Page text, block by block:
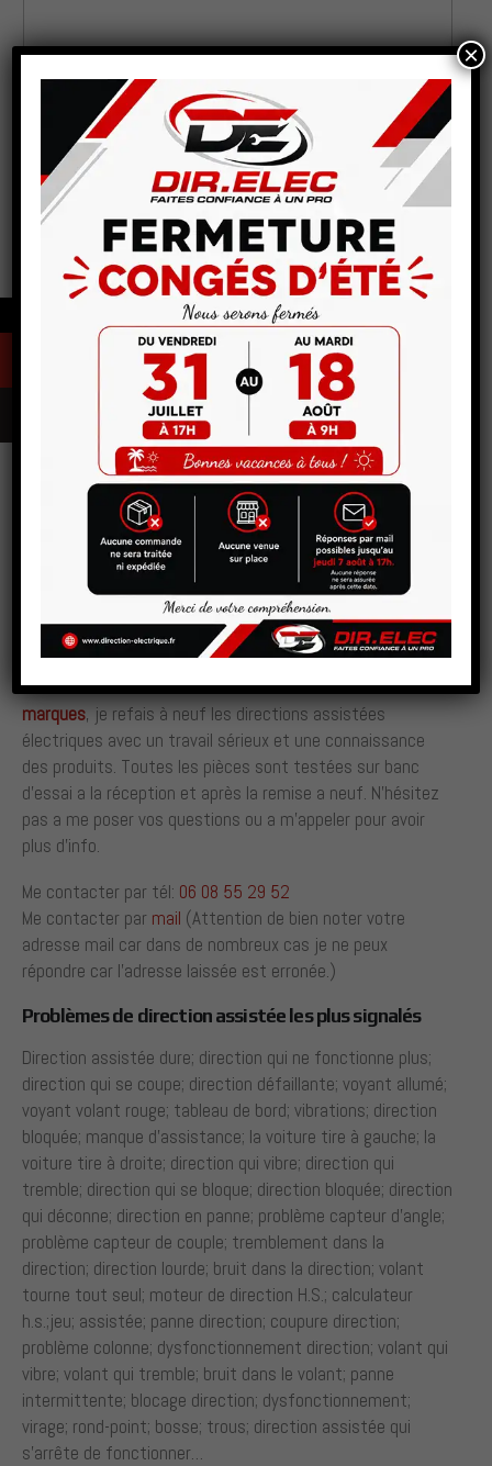
Envoyer
VOIR LA BOUTIQUE
Réfection à neuf de directions assistées électriques
Professionnel dans les directions assistées toutes
marques, je refais à neuf les directions assistées
électriques avec un travail sérieux et une connaissance
des produits. Toutes les pièces sont testées sur banc
d’essai a la réception et après la remise a neuf. N’hésitez
pas a me poser vos questions ou a m’appeler pour avoir
plus d’info.
Me contacter par tél: 06 08 55 29 52
Me contacter par mail (Attention de bien noter votre
adresse mail car dans de nombreux cas je ne peux
répondre car l’adresse laissée est erronée.)
Problèmes de direction assistée les plus signalés
Direction assistée dure; direction qui ne fonctionne plus;
direction qui se coupe; direction défaillante; voyant allumé;
voyant volant rouge; tableau de bord; vibrations; direction
bloquée; manque d’assistance; la voiture tire à gauche; la
voiture tire à droite; direction qui vibre; direction qui
tremble; direction qui se bloque; direction bloquée; direction
qui déconne; direction en panne; problème capteur d’angle;
problème capteur de couple; tremblement dans la
direction; direction lourde; bruit dans la direction; volant
tourne tout seul; moteur de direction H.S.; calculateur
h.s.;jeu; assistée; panne direction; coupure direction;
problème colonne; dysfonctionnement direction; volant qui
vibre; volant qui tremble; bruit dans le volant; panne
intermittente; blocage direction; dysfonctionnement;
virage; rond-point; bosse; trous; direction assistée qui
s’arrête de fonctionner…
×